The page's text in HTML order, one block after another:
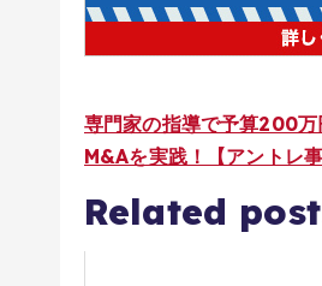
専門家の指導で予算200万
M&Aを実践！【アントレ
Related